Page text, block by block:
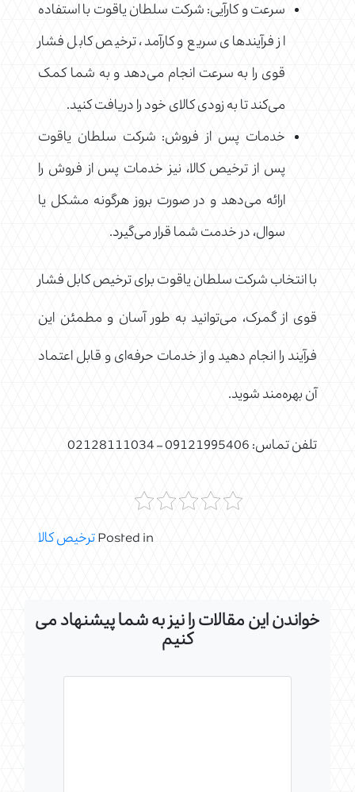
سرعت و کارآیی: شرکت سلطان یاقوت با استفاده
از فرآیندهای سریع و کارآمد، ترخیص کابل فشار
قوی را به سرعت انجام می‌دهد و به شما کمک
می‌کند تا به زودی کالای خود را دریافت کنید.
خدمات پس از فروش: شرکت سلطان یاقوت
پس از ترخیص کالا، نیز خدمات پس از فروش را
ارائه می‌دهد و در صورت بروز هرگونه مشکل یا
سوال، در خدمت شما قرار می‌گیرد.
با انتخاب شرکت سلطان یاقوت برای ترخیص کابل فشار
قوی از گمرک، می‌توانید به طور آسان و مطمئن این
فرآیند را انجام دهید و از خدمات حرفه‌ای و قابل اعتماد
آن بهره‌مند شوید.
تلفن تماس: 09121995406 – 02128111034
Posted inترخیص کالا
خواندن این مقالات را نیز به شما پیشنهاد می
کنیم